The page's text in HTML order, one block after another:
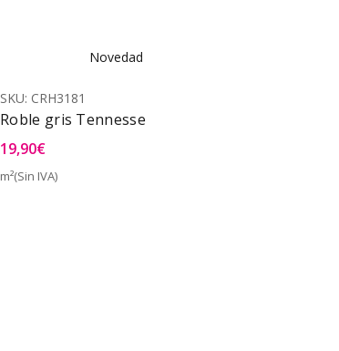
Novedad
SKU: CRH3181
Roble gris Tennesse
19,90€
m²(Sin IVA)